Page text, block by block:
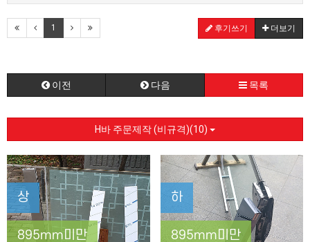
1 후기쓰기 더보기
이전 다음 목록
H바 주문제작 (비규격)(10)
상
895mm미만
하
895mm미만